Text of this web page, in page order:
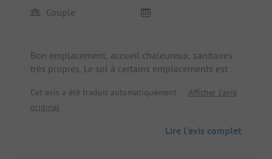
Couple
Bon emplacement, accueil chaleureux, sanitaires
très propres. Le sol à certains emplacements est
Cet avis a été traduit automatiquement.
Afficher l'avis
original
Lire l'avis complet